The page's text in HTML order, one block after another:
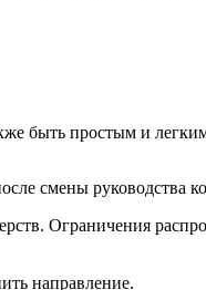
быть простым и
смены руководства
Ограничения
направление.